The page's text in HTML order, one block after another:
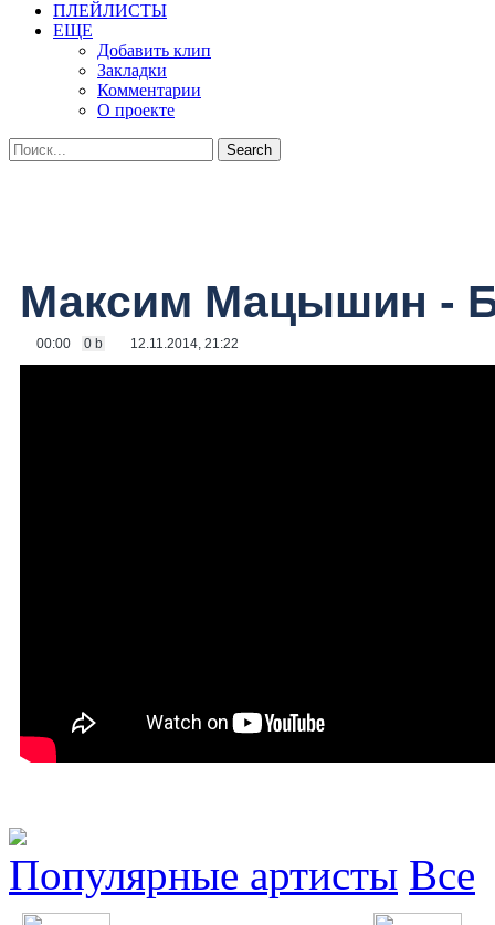
ПЛЕЙЛИСТЫ
ЕЩЕ
Добавить клип
Закладки
Комментарии
О проекте
Максим Мацышин -
00:00 0 b 12.11.2014, 21:22
Популярные артисты Все